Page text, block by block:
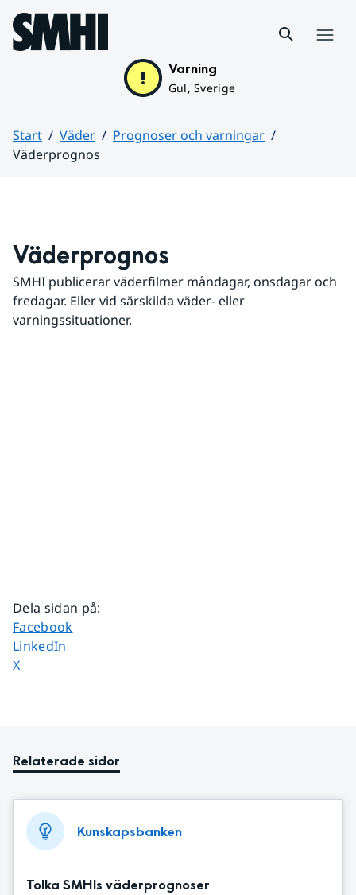
Hoppa till sidans innehåll
Varning
Gul, Sverige
Start Väder
Prognoser och varningar
Väderprognos
Väderprognos
SMHI publicerar väderfilmer måndagar, onsdagar och
fredagar. Eller vid särskilda väder- eller
varningssituationer.
Dela sidan på:
Dela sidan på
Facebook
Dela sidan på
LinkedIn
Dela sidan på
X
Relaterade sidor
Kunskapsbanken
Tolka SMHIs väderprognoser